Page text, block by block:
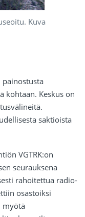
Kuva
painostusta
kohtaan. Keskus on
saktioista
VGTRK:on
seurauksena
rahoitettua radio-
osastoiksi
myötä